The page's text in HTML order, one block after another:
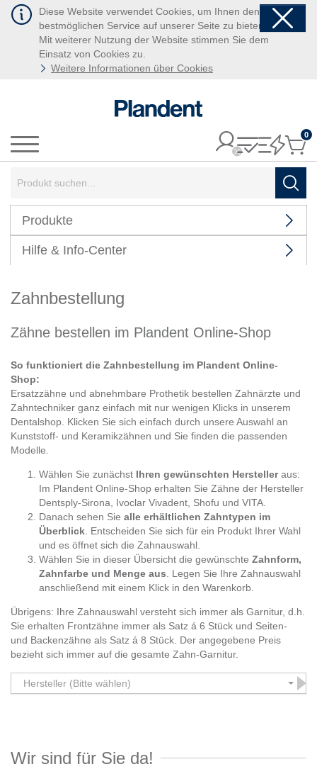
Diese Website verwendet Cookies, um Ihnen den
bestmöglichen Service auf unserer Seite zu bieten.
Mit weiterer Nutzung der Website stimmen Sie dem
Einsatz von Cookies zu.
Weitere Informationen über Cookies
Menü
0
Produkte
Hilfe & Info-Center
Zahnbestellung
Zähne bestellen im Plandent Online-Shop
So funktioniert die Zahnbestellung im Plandent Online-
Shop:
Ersatzzähne und abnehmbare Prothetik bestellen Zahnärzte und
Zahntechniker ganz einfach mit nur wenigen Klicks in unserem
Dentalshop. Klicken Sie sich einfach durch unsere Auswahl an
Kunststoff- und Keramikzähnen und Sie finden die passenden
Modelle.
Wählen Sie zunächst Ihren gewünschten Herstelleraus:
Im Plandent Online-Shop erhalten Sie Zähne der Hersteller
Dentsply-Sirona, Ivoclar Vivadent, Shofu und VITA.
Danach sehen Sie alle erhältlichen Zahntypen im
Überblick . Entscheiden Sie sich für ein Produkt Ihrer Wahl
und es öffnet sich die Zahnauswahl.
Wählen Sie in dieser Übersicht die gewünschte Zahnform,
Zahnfarbe und Menge aus . Legen Sie Ihre Zahnauswahl
anschließend mit einem Klick in den Warenkorb.
Übrigens: Ihre Zahnauswahl versteht sich immer als Garnitur, d.h.
Sie erhalten Frontzähne immer als Satz á 6 Stück und Seiten-
und Backenzähne als Satz á 8 Stück. Der angegebene Preis
bezieht sich immer auf die gesamte Zahn-Garnitur.
Hersteller (Bitte wählen)
Wir sind für Sie da!